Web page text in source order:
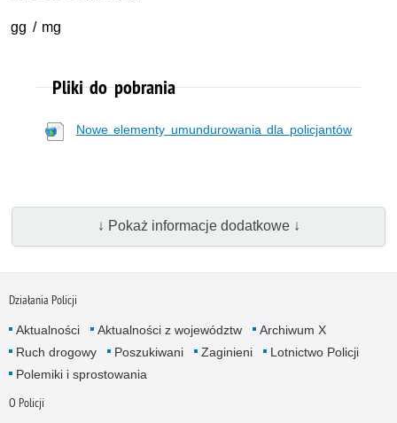
gg / mg
Pliki do pobrania
Nowe elementy umundurowania dla policjantów
↓ Pokaż informacje dodatkowe ↓
Działania Policji
Aktualności Aktualności z województw
Archiwum X
Ruch drogowy
Poszukiwani Zaginieni
Lotnictwo Policji
Polemiki i sprostowania
O Policji